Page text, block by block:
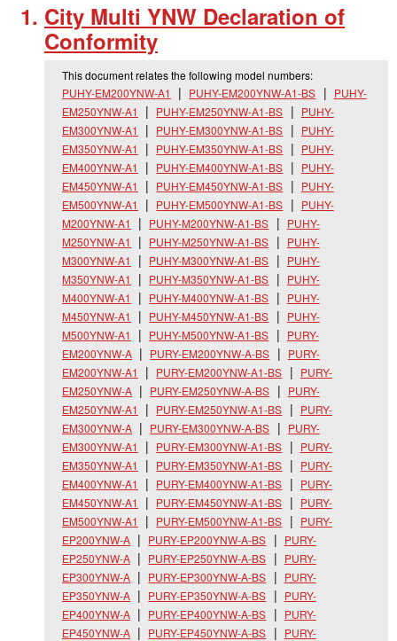
City Multi YNW Declaration of
Conformity
This document relates the following model numbers:
PUHY-EM200YNW-A1
PUHY-EM200YNW-A1-BS
PUHY-
EM250YNW-A1
PUHY-EM250YNW-A1-BS
PUHY-
EM300YNW-A1
PUHY-EM300YNW-A1-BS
PUHY-
EM350YNW-A1
PUHY-EM350YNW-A1-BS
PUHY-
EM400YNW-A1
PUHY-EM400YNW-A1-BS
PUHY-
EM450YNW-A1
PUHY-EM450YNW-A1-BS
PUHY-
EM500YNW-A1
PUHY-EM500YNW-A1-BS
PUHY-
M200YNW-A1
PUHY-M200YNW-A1-BS
PUHY-
M250YNW-A1
PUHY-M250YNW-A1-BS
PUHY-
M300YNW-A1
PUHY-M300YNW-A1-BS
PUHY-
M350YNW-A1
PUHY-M350YNW-A1-BS
PUHY-
M400YNW-A1
PUHY-M400YNW-A1-BS
PUHY-
M450YNW-A1
PUHY-M450YNW-A1-BS
PUHY-
M500YNW-A1
PUHY-M500YNW-A1-BS
PURY-
EM200YNW-A
PURY-EM200YNW-A-BS
PURY-
EM200YNW-A1
PURY-EM200YNW-A1-BS
PURY-
EM250YNW-A
PURY-EM250YNW-A-BS
PURY-
EM250YNW-A1
PURY-EM250YNW-A1-BS
PURY-
EM300YNW-A
PURY-EM300YNW-A-BS
PURY-
EM300YNW-A1
PURY-EM300YNW-A1-BS
PURY-
EM350YNW-A1
PURY-EM350YNW-A1-BS
PURY-
EM400YNW-A1
PURY-EM400YNW-A1-BS
PURY-
EM450YNW-A1
PURY-EM450YNW-A1-BS
PURY-
EM500YNW-A1
PURY-EM500YNW-A1-BS
PURY-
EP200YNW-A
PURY-EP200YNW-A-BS
PURY-
EP250YNW-A
PURY-EP250YNW-A-BS
PURY-
EP300YNW-A
PURY-EP300YNW-A-BS
PURY-
EP350YNW-A
PURY-EP350YNW-A-BS
PURY-
EP400YNW-A
PURY-EP400YNW-A-BS
PURY-
EP450YNW-A
PURY-EP450YNW-A-BS
PURY-